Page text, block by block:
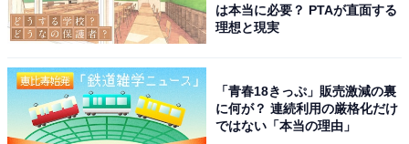
は本当に必要？ PTAが直面する
理想と現実
「青春18きっぷ」販売激減の裏
に何が？ 連続利用の厳格化だけ
ではない「本当の理由」